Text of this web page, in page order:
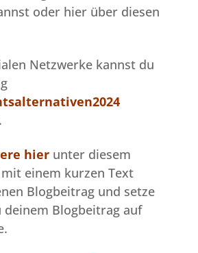
oder hier über diesen
Netzwerke kannst du
hierunter diesem
einem kurzen Text
Blogbeitrag und setze
deinem Blogbeitrag auf